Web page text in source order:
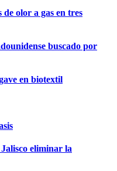
olor a gas en tres
buscado por
en biotextil
eliminar la